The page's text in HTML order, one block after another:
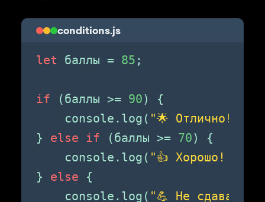
conditions.js
let баллы = 85 ;
if (баллы >= 90) {
    console.log(
"🌟 Отлично! Ты
} else if (баллы >= 70) {
    console.log(
"👍 Хорошо!
} else {
    console.log(
"💪 Не